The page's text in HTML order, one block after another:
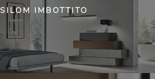
SILOM IMBOTTITO